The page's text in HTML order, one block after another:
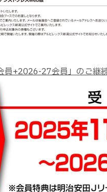
+2026-27会員」のご継